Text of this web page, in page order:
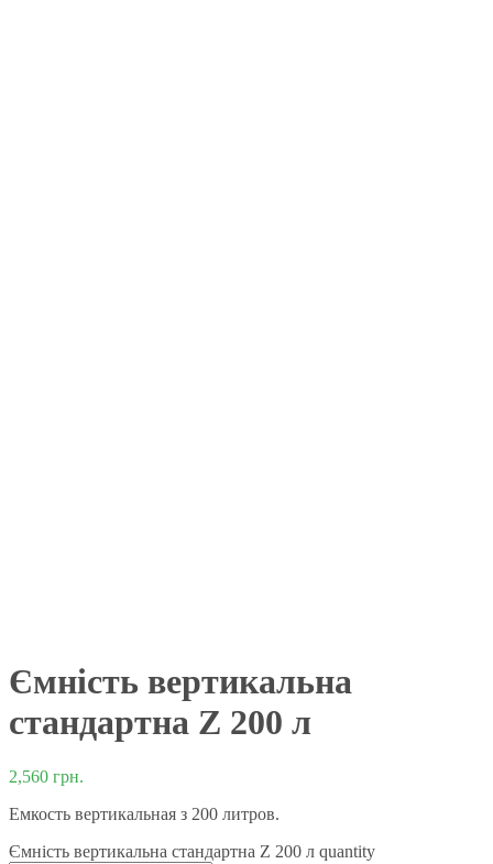
Ємність вертикальна
стандартна Z 200 л
2,560 грн.
Емкость вертикальная з 200 литров.
Ємність вертикальна стандартна Z 200 л quantity